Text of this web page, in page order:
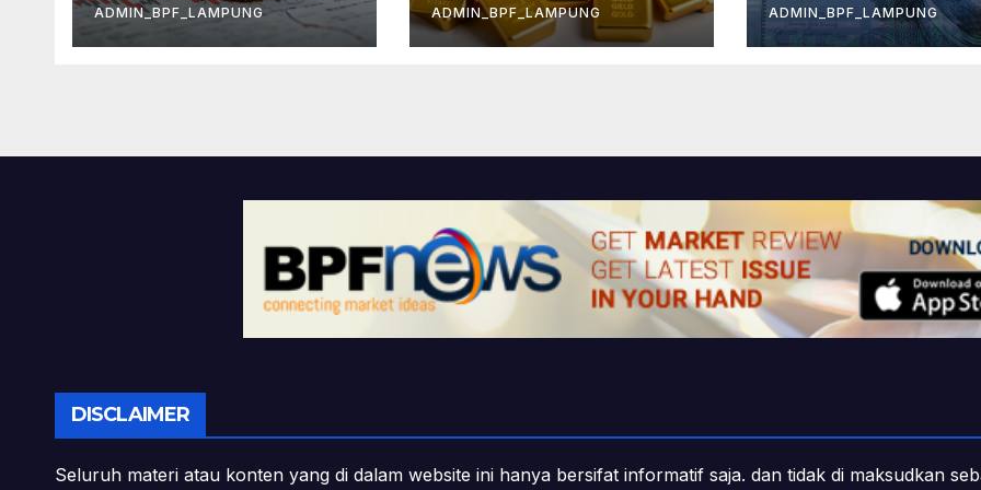
ADMIN_BPF_LAMPUNG ADMIN_BPF_LAMPUNG ADMIN_BPF_LAMPUNG
DISCLAIMER
Seluruh materi atau konten yang di dalam website ini hanya bersifat informatif saja. dan tidak di maksudkan